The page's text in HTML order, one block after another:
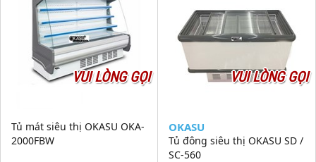
VUI LÒNG GỌI
Tủ mát siêu thị OKASU OKA-
2000FBW
VUI LÒNG GỌI
OKASU
Tủ đông siêu thị OKASU SD /
SC-560